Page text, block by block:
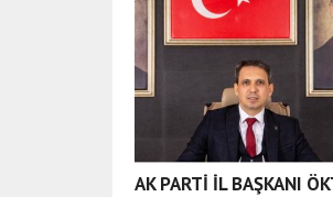
AK PARTİ İL BAŞKANI